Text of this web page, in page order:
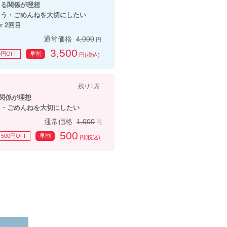
係が理想
ねを大切にしたい
回目
通常価格 4,000 円
OFF 早割 3,500 円(税込)
残り1席
係が理想
ねを大切にしたい
通常価格 1,000 円
500円OFF 早割 500 円(税込)